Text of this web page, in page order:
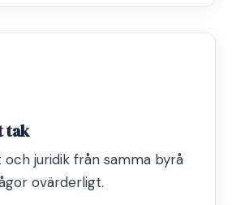
tak
och juridik från samma byrå
ovärderligt.